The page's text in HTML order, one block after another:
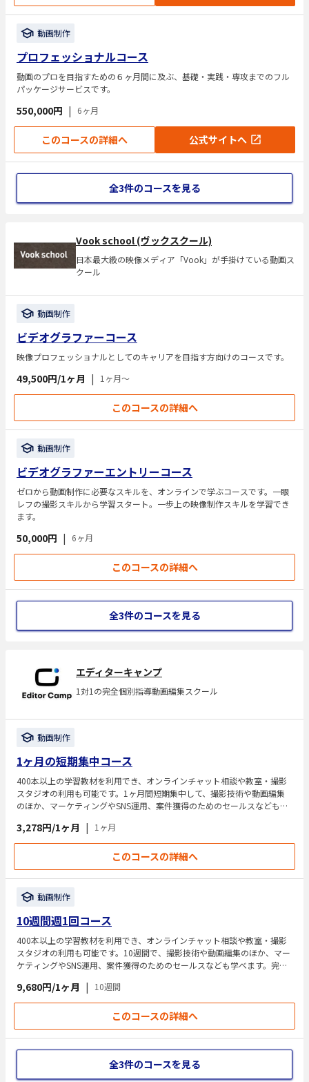
動画制作
プロフェッショナルコース
動画のプロを目指すための６ヶ月間に及ぶ、基礎・実践・専攻までのフル
パッケージサービスです。
550,000円 | 6ヶ月
このコースの詳細へ 公式サイトへ
全3件のコースを見る
Vook school (ヴックスクール)
日本最大級の映像メディア「Vook」が手掛けている動画ス
クール
動画制作
ビデオグラファーコース
映像プロフェッショナルとしてのキャリアを目指す方向けのコースです。
49,500円/1ヶ月 | 1ヶ月〜
このコースの詳細へ
動画制作
ビデオグラファーエントリーコース
ゼロから動画制作に必要なスキルを、オンラインで学ぶコースです。一眼
レフの撮影スキルから学習スタート。一歩上の映像制作スキルを学習でき
ます。
50,000円 | 6ヶ月
このコースの詳細へ
全3件のコースを見る
エディターキャンプ
1対1の完全個別指導動画編集スクール
動画制作
1ヶ月の短期集中コース
400本以上の学習教材を利用でき、オンラインチャット相談や教室・撮影
スタジオの利用も可能です。1ヶ月間短期集中して、撮影技術や動画編集
のほか、マーケティングやSNS運用、案件獲得のためのセールスなども学
3,278円/1ヶ月 | 1ヶ月
このコースの詳細へ
動画制作
10週間週1回コース
400本以上の学習教材を利用でき、オンラインチャット相談や教室・撮影
スタジオの利用も可能です。10週間で、撮影技術や動画編集のほか、マー
ケティングやSNS運用、案件獲得のためのセールスなども学べます。完全
9,680円/1ヶ月 | 10週間
このコースの詳細へ
全3件のコースを見る